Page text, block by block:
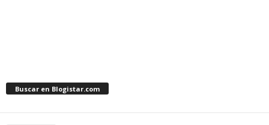
Buscar en Blogistar.com